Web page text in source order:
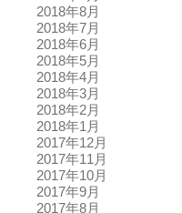
2018年8月
2018年7月
2018年6月
2018年5月
2018年4月
2018年3月
2018年2月
2018年1月
2017年12月
2017年11月
2017年10月
2017年9月
2017年8月